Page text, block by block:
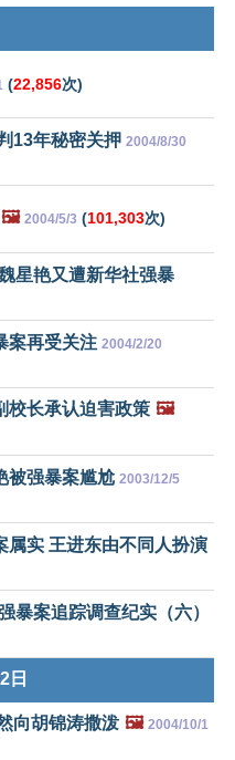
(22,856次)
13年秘密关押 2004/8/30
🖼️ 2004/5/3 (101,303次)
星艳又遭新华社强暴
案再受关注 2004/2/20
长承认迫害政策 🖼️
被强暴案尴尬 2003/12/5
属实 王进东由不同人扮演
暴案追踪调查纪实（六）
日
向胡锦涛撒泼 🖼️ 2004/10/1